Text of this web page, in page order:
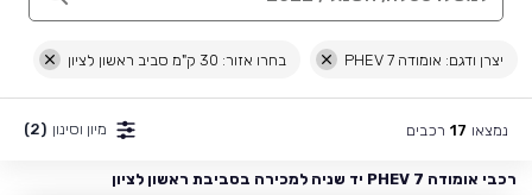
יצרן ודגם: אומודה 7 PHEV בחרו אזור: 30 ק"מ סביב ראשון לציון
נמצאו 17 רכבים מיון וסינון (2)
רכבי אומודה 7 PHEV יד שניה למכירה בסביבת ראשון לציון